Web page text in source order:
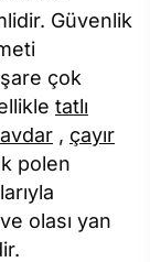
Güvenlik
çok
tatlı
, çayır
polen
olası yan